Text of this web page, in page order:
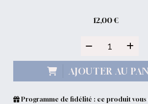
12,00€
AJOUTER AU
Programme de fidélité : ce produit